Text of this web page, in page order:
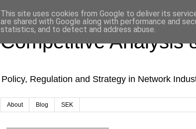
Competitive Analysis
Policy, Regulation and Strategy in Network
About Blog SEK
This site uses cookies from Google to deliver its
are shared with Google along with performance and
statistics, and to detect and address abuse.